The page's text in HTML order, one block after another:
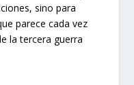
sino para
parece cada vez
la tercera guerra